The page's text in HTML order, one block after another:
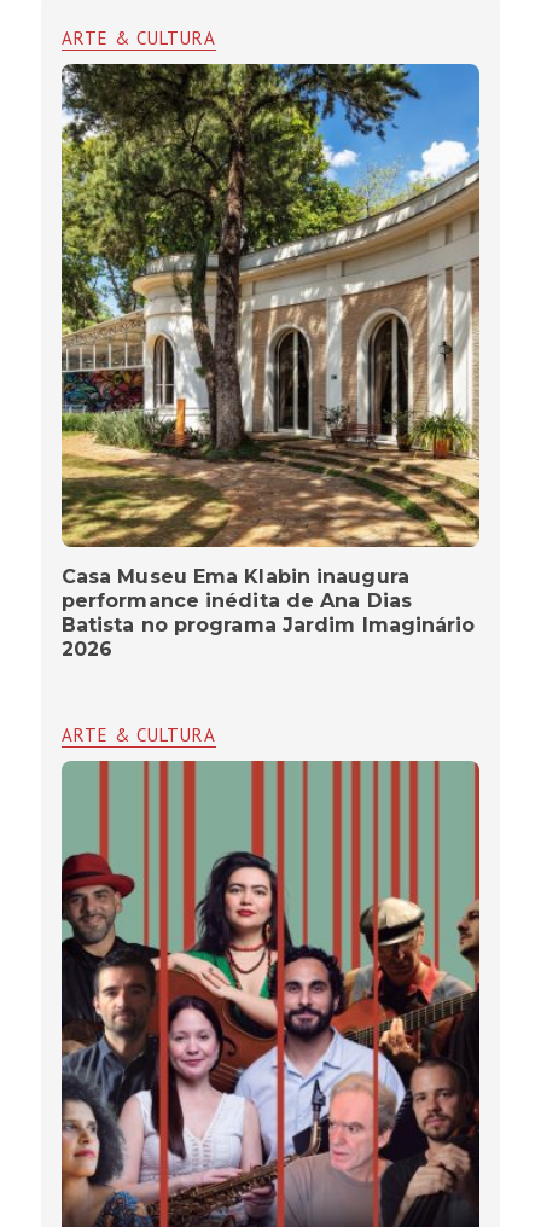
ARTE & CULTURA
Casa Museu Ema Klabin inaugura
performance inédita de Ana Dias
Batista no programa Jardim Imaginário
2026
ARTE & CULTURA